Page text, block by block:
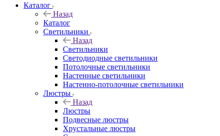
Каталог
Назад
Каталог
Светильники
Назад
Светильники
Светодиодные светильники
Потолочные светильники
Настенные светильники
Настенно-потолочные светильники
Люстры
Назад
Люстры
Подвесные люстры
Хрустальные люстры